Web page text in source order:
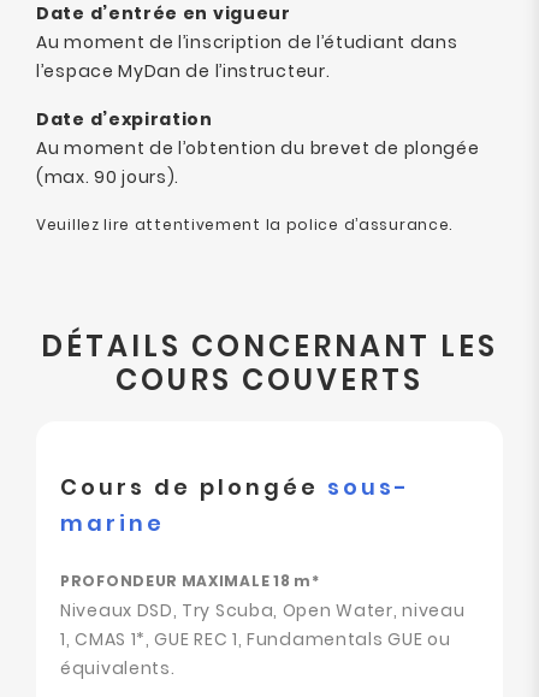
Date d’entrée en vigueur
Au moment de l’inscription de l’étudiant dans
l’espace MyDan de l’instructeur.
Date d’expiration
Au moment de l’obtention du brevet de plongée
(max. 90 jours).
Veuillez lire attentivement la police d’assurance.
DÉTAILS CONCERNANT LES
COURS COUVERTS
Cours de plongée sous-
marine
PROFONDEUR MAXIMALE 18 m*
Niveaux DSD, Try Scuba, Open Water, niveau
1, CMAS 1*, GUE REC 1, Fundamentals GUE ou
équivalents.